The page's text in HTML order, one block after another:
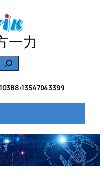
一力
搜
/13547043399